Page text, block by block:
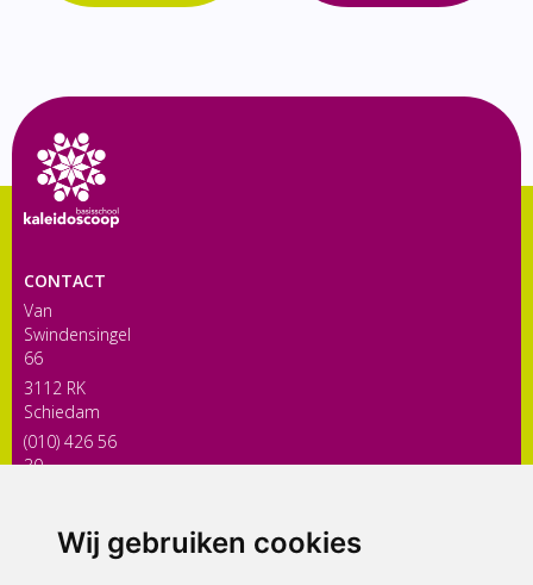
Wij gebruiken cookies
CONTACT
Van
Swindensingel
66
3112 RK
Schiedam
(010) 426 56
30
ONDERDEEL VAN